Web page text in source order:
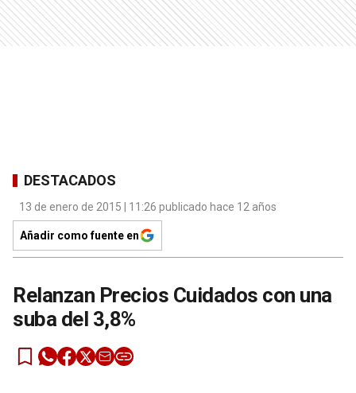
DESTACADOS
13 de enero de 2015 | 11:26 publicado hace 12 años
Añadir como fuente en
Relanzan Precios Cuidados con una
suba del 3,8%